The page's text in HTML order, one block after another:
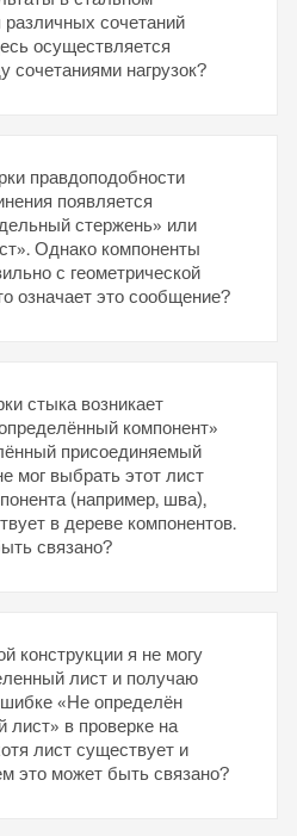
опирание или
компоненты.
и считывание
сочетаний
осуществляется
сочетаниями нагрузок?
правдоподобности
появляется
стержень» или
Однако компоненты
с геометрической
означает это сообщение?
стыка возникает
компонент»
присоединяемый
мог выбрать этот лист
(например, шва),
в дереве компонентов.
связано?
конструкции я не могу
лист и получаю
«Не определён
лист» в проверке на
лист существует и
это может быть связано?